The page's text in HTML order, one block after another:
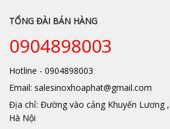
TỔNG ĐÀI BÁN HÀNG
0904898003
Hotline - 0904898003
Email: salesinoxhoaphat@gmail.com
Địa chỉ: Đường vào cảng Khuyến Lương
Hà Nội